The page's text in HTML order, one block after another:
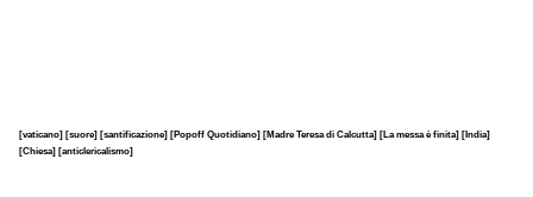
[vaticano] [suore] [santificazione] [Popoff Quotidiano] [Madre Teresa di Calcutta] [La messa è finita] [India]
[Chiesa] [anticlericalismo]